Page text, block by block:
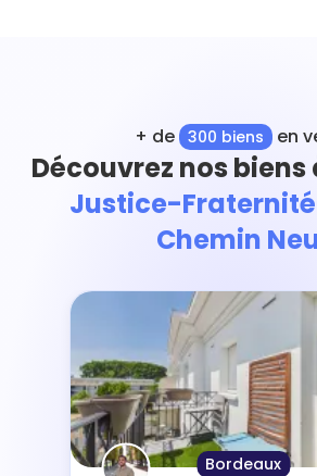
+ de 300 biens en
Découvrez nos biens
Justice-
Chemin
Bordeaux